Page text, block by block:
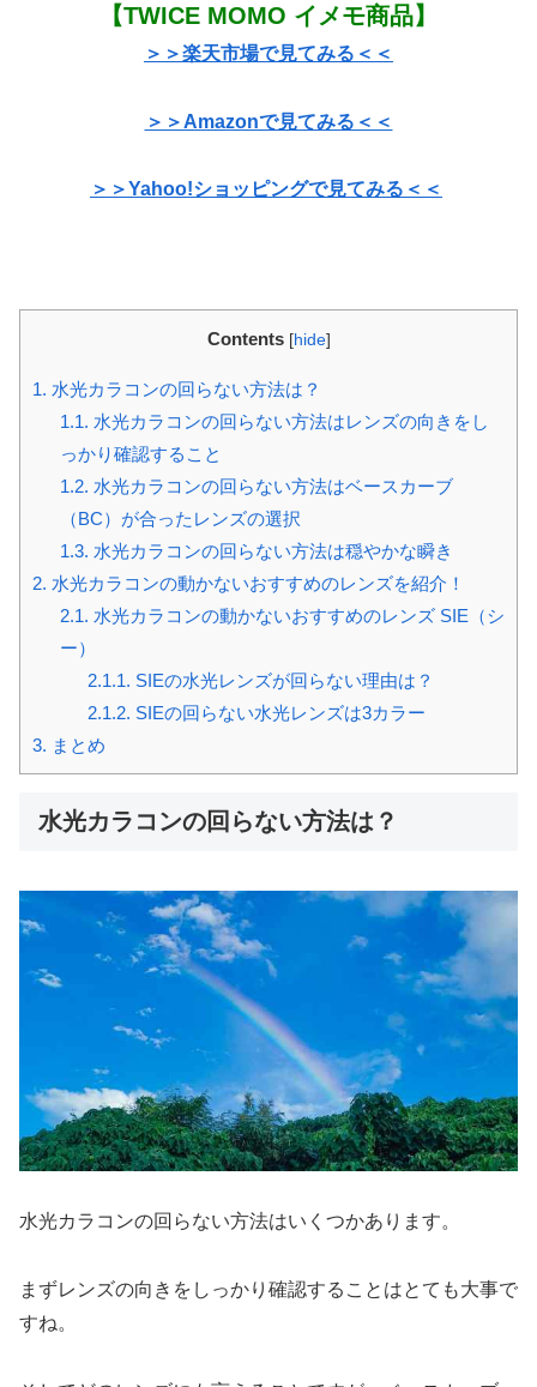
【TWICE MOMO イメモ商品】
＞＞楽天市場で見てみる＜＜
＞＞Amazonで見てみる＜＜
＞＞Yahoo!ショッピングで見てみる＜＜
Contents [hide]
1. 水光カラコンの回らない方法は？
1.1. 水光カラコンの回らない方法はレンズの向きをし
っかり確認すること
1.2. 水光カラコンの回らない方法はベースカーブ
（BC）が合ったレンズの選択
1.3. 水光カラコンの回らない方法は穏やかな瞬き
2. 水光カラコンの動かないおすすめのレンズを紹介！
2.1. 水光カラコンの動かないおすすめのレンズ SIE（シ
ー）
2.1.1. SIEの水光レンズが回らない理由は？
2.1.2. SIEの回らない水光レンズは3カラー
3. まとめ
水光カラコンの回らない方法は？
水光カラコンの回らない方法はいくつかあります。
まずレンズの向きをしっかり確認することはとても大事で
すね。